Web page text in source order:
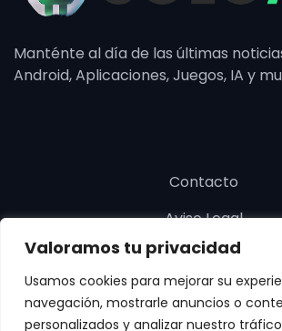
Valoramos tu privacidad
Usamos cookies para mejorar su
navegación, mostrarle anuncios o
personalizados y analizar nuestro
Manténte al día de las últimas
Android, Aplicaciones, Juegos, IA y
Contacto
Aviso Legal
Política de cookies
Política de privacidad